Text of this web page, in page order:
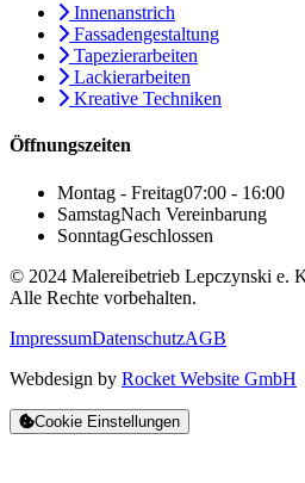
Innenanstrich
Fassadengestaltung
Tapezierarbeiten
Lackierarbeiten
Kreative Techniken
Öffnungszeiten
Montag - Freitag07:00 - 16:00
SamstagNach Vereinbarung
SonntagGeschlossen
© 2024 Malereibetrieb Lepczynski e.
Alle Rechte vorbehalten.
ImpressumDatenschutzAGB
Webdesign by Rocket Website GmbH
Cookie Einstellungen